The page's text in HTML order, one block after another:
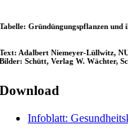
Tabelle: Gründüngungspflanzen und
Text: Adalbert Niemeyer-Lüllwitz,
Bilder: Schütt, Verlag W. Wächter,
Download
Infoblatt: